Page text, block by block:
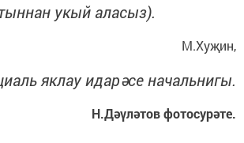
укый аласыз).
М.Хуҗин,
яклау идарәсе начальнигы.
Н.Дәүләтов фотосурәте.